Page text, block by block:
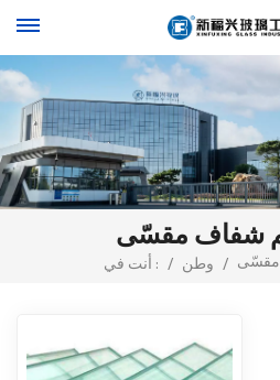
شفاف مقسّى
أنت في : / وطن / مقسّى